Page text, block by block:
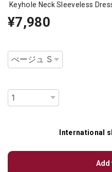
Keyhole Neck Sleeveless
¥7,980
International
Add